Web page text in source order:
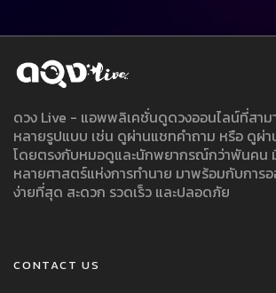
ดวง Live - แอพพลิเคชั่นดูดวงออนไลน์ที่สาม
หลายรูปแบบ เช่น ดูผ่านแชทคำถาม หรือ ดูผ่
โดยตรงกับหมอดูและนักพยากรณ์กว่าพันคน
หลายศาสตร์แห่งการทำนาย มาพร้อมกับการ
ง่ายที่สุด สะดวก รวดเร็ว และปลอดภัย
CONTACT US